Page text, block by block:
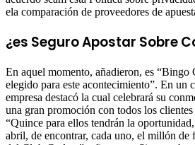
ela comparación de proveedores de
¿es Seguro Apostar Sobre
En aquel momento, añadieron, es “Bingo
elegido para este acontecimiento”. En un
empresa destacó la cual celebrará su
una gran promoción con todos los
“Quince para ellos tendrán la
abril, de encontrar, cada uno, el millón de